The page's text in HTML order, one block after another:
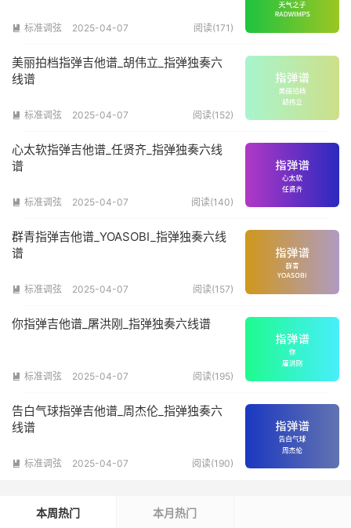
 标准调弦 2025-04-07 阅读(171)
美丽拍档指弹吉他谱_胡伟立_指弹独奏六
线谱
 标准调弦 2025-04-07 阅读(152)
心太软指弹吉他谱_任贤齐_指弹独奏六线
谱
 标准调弦 2025-04-07 阅读(140)
群青指弹吉他谱_YOASOBI_指弹独奏六线
谱
 标准调弦 2025-04-07 阅读(157)
你指弹吉他谱_屠洪刚_指弹独奏六线谱
 标准调弦 2025-04-07 阅读(195)
告白气球指弹吉他谱_周杰伦_指弹独奏六
线谱
 标准调弦 2025-04-07 阅读(190)
本周热门 本月热门